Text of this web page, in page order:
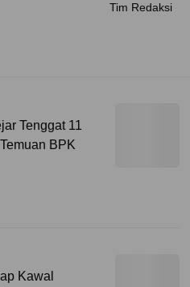
Tim Redaksi
Tenggat 11
BPK
Kawal